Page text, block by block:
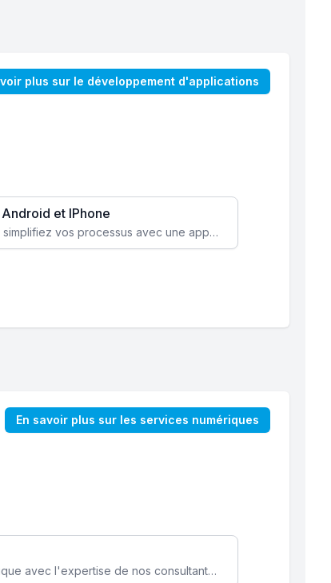
plus sur le développement d'applications
et IPhone
Augmentez l’engagement client et simplifiez vos processus avec une application mobile sur mesure, disponible sur iOS et Android.
En savoir plus sur les services numériques
Optimisez votre stratégie informatique avec l'expertise de nos consultants pour améliorer votre efficacité et sécurité.